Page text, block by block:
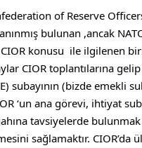
of Reserve
bulunan ,ancak
konusu ile ilgilenen
CIOR toplantılarına
subayının (bizde emekli
‘un ana görevi, ihtiyat
tavsiyelerde
sağlamaktır. CIOR’da